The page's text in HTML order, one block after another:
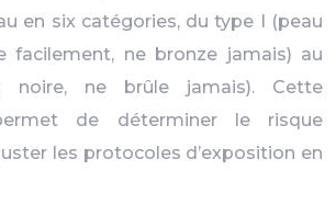
en six catégories, du type I (peau
facilement, ne bronze jamais) au
noire, ne brûle jamais). Cette
de déterminer le risque
les protocoles d’exposition en